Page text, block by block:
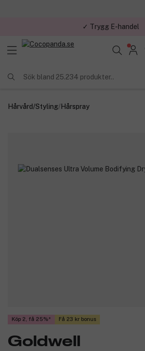
✓ Trygg E-handel
Sök bland 25.234 produkter..
Hårvård/Styling/Hårspray
Köp 2, få 25% Få 23 kr bonus
Goldwell